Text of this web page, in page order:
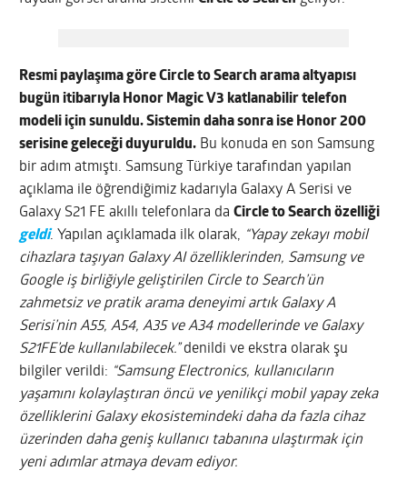
Resmi paylaşıma göre Circle to Search arama altyapısı
bugün itibarıyla Honor Magic V3 katlanabilir telefon
modeli için sunuldu. Sistemin daha sonra ise Honor 200
serisine geleceği duyuruldu. Bu konuda en son Samsung
bir adım atmıştı. Samsung Türkiye tarafından yapılan
açıklama ile öğrendiğimiz kadarıyla Galaxy A Serisi ve
Galaxy S21 FE akıllı telefonlara daCircle to Search özelliği
geldi. Yapılan açıklamada ilk olarak, “Yapay zekayı mobil
cihazlara taşıyan Galaxy AI özelliklerinden, Samsung ve
Google iş birliğiyle geliştirilen Circle to Search’ün
zahmetsiz ve pratik arama deneyimi artık Galaxy A
Serisi’nin A55, A54, A35 ve A34 modellerinde ve Galaxy
S21FE’de kullanılabilecek.”denildi ve ekstra olarak şu
bilgiler verildi: “Samsung Electronics, kullanıcıların
yaşamını kolaylaştıran öncü ve yenilikçi mobil yapay zeka
özelliklerini Galaxy ekosistemindeki daha da fazla cihaz
üzerinden daha geniş kullanıcı tabanına ulaştırmak için
yeni adımlar atmaya devam ediyor.